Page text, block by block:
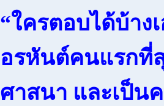
“ใครตอบได้บ้าง
อรหันต์คนแรกที่
ศาสนา และเป็น